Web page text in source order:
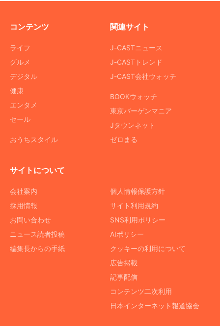
コンテンツ
ライフ
グルメ
デジタル
健康
エンタメ
セール
おうちスタイル
関連サイト
J-CASTニュース
J-CASTトレンド
J-CAST会社ウォッチ
BOOKウォッチ
東京バーゲンマニア
Jタウンネット
ゼロまる
サイトについて
会社案内
採用情報
お問い合わせ
ニュース読者投稿
編集長からの手紙
個人情報保護方針
サイト利用規約
SNS利用ポリシー
AIポリシー
クッキーの利用について
広告掲載
記事配信
コンテンツ二次利用
日本インターネット報道協会